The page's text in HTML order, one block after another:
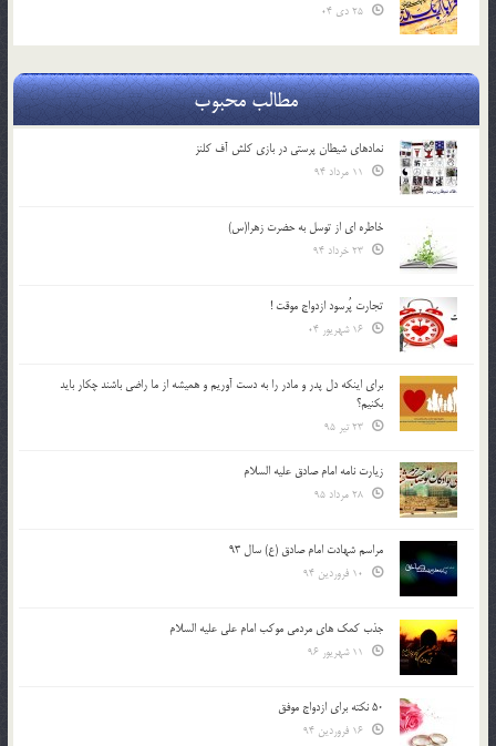
مطالب محبوب
نمادهای شیطان پرستی در بازی کلش آف کلنز
خاطره ای از توسل به حضرت زهرا(س)
تجارت پُرسود ازدواج موقت !
براي اينكه دل پدر و مادر را به دست آوريم و هميشه از ما راضي باشند چكار بايد
بكنيم؟
زیارت نامه امام صادق علیه السلام
مراسم شهادت امام صادق (ع) سال 93
جذب کمک های مردمی موکب امام علی علیه السلام
50 نکته برای ازدواج موفق